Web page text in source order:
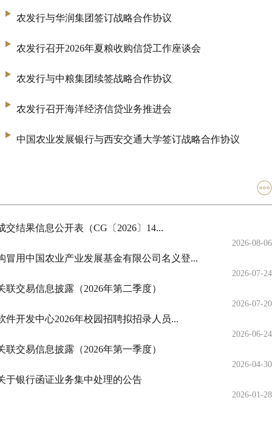
农发行与华润集团签订战略合作协议
农发行召开2026年夏粮收购信贷工作座谈会
农发行与中粮集团续签战略合作协议
农发行召开海洋经济信贷业务推进会
中国农业发展银行与西安交通大学签订战略合作协议
交结果信息公开表（CG〔2026〕14...
2026-08-06
冒用中国农业产业发展基金有限公司名义登...
2026-07-24
交易信息披露（2026年第二季度）
2026-07-20
件开发中心2026年校园招聘拟招录人员...
2026-06-24
交易信息披露（2026年第一季度）
2026-04-30
于银行函证业务集中处理的公告
2026-01-28